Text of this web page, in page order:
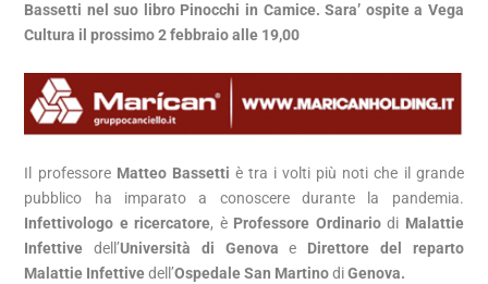
Bassetti nel suo libro Pinocchi in Camice. Sara’ ospite a Vega
Cultura il prossimo 2 febbraio alle 19,00
Il professoreMatteo Bassetti è tra i volti più noti che il grande
pubblico ha imparato a conoscere durante la pandemia.
Infettivologo e ricercatore, è Professore Ordinariodi Malattie
Infettive dell’Università di Genovae Direttore del reparto
Malattie Infettivedell’Ospedale San MartinodiGenova.